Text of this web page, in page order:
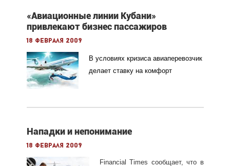
«Авиационные линии Кубани»
привлекают бизнес пассажиров
18 февраля 2009
В условиях кризиса авиаперевозчик
делает ставку на комфорт
Нападки и непонимание
18 февраля 2009
Financial Times сообщает, что в